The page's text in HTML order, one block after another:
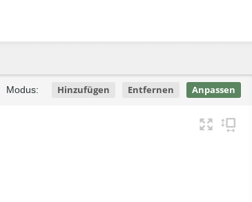
Modus: Hinzufügen Entfernen Anpassen